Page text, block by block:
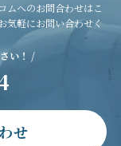
ムへのお問合わせはこ
気軽にお問い合わせく
い！ /
せ